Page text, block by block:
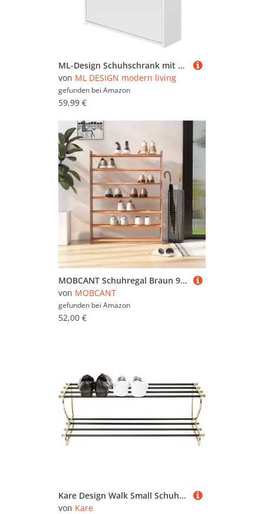
ML-Design Schuhschrank mit 2 Fächern, Schuhkipper für 6 Paar Schuhe, Verspiegelt, Weiß, 63x17x67 cm, Schuhkommode mit 3 Klappen, Schuhablage Schuhregal Schuhständer Schuhaufbewahrung Schuhständer
von ML DESIGN modern living
gefunden bei Amazon
59,99 €
MOBCANT Schuhregal Braun 90x24x117 cm Holzwerkstoff, Schuhaufbewahrung Schuhkommode Schuhorganizer Schuhständer Geeignet für Schlafzimmer Flur Hotel Wohnzimmer
von MOBCANT
gefunden bei Amazon
52,00 €
Kare Design Walk Small Schuhregal Schwarz/Gold, Schuhablage, für 8 Paar Schuhe, schmale Schuhkommode, platzsparend, Aufbewahrung, Schuhablage, Flur, Garderobe, 34x84x31cm
von Kare